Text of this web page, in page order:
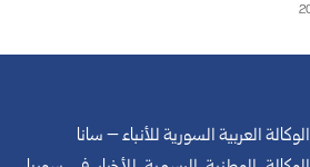
الوكالة العربية السورية للأنباء – سانا